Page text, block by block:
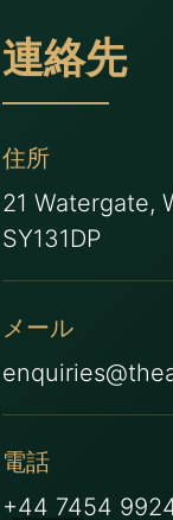
連絡先
住所
21 Watergate,
SY131DP
メール
電話
+44 7454